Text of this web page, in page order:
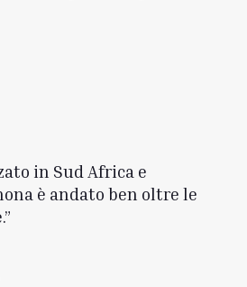
in Sud Africa e
è andato ben oltre le